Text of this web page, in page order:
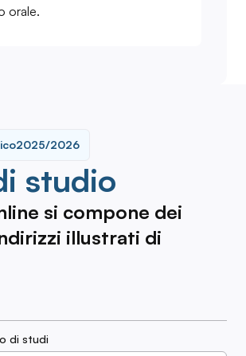
orale.
studio
2025/2026
si compone dei
illustrati di
di studi